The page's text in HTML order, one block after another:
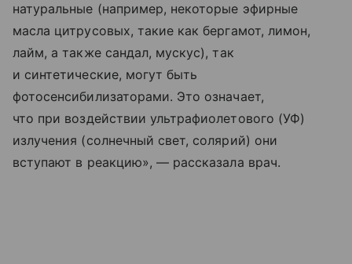
натуральные (например, некоторые эфирные
масла цитрусовых, такие как бергамот, лимон,
лайм, а также сандал, мускус), так
и синтетические, могут быть
фотосенсибилизаторами. Это означает,
что при воздействии ультрафиолетового (УФ)
излучения (солнечный свет, солярий) они
вступают в реакцию», — рассказала врач.